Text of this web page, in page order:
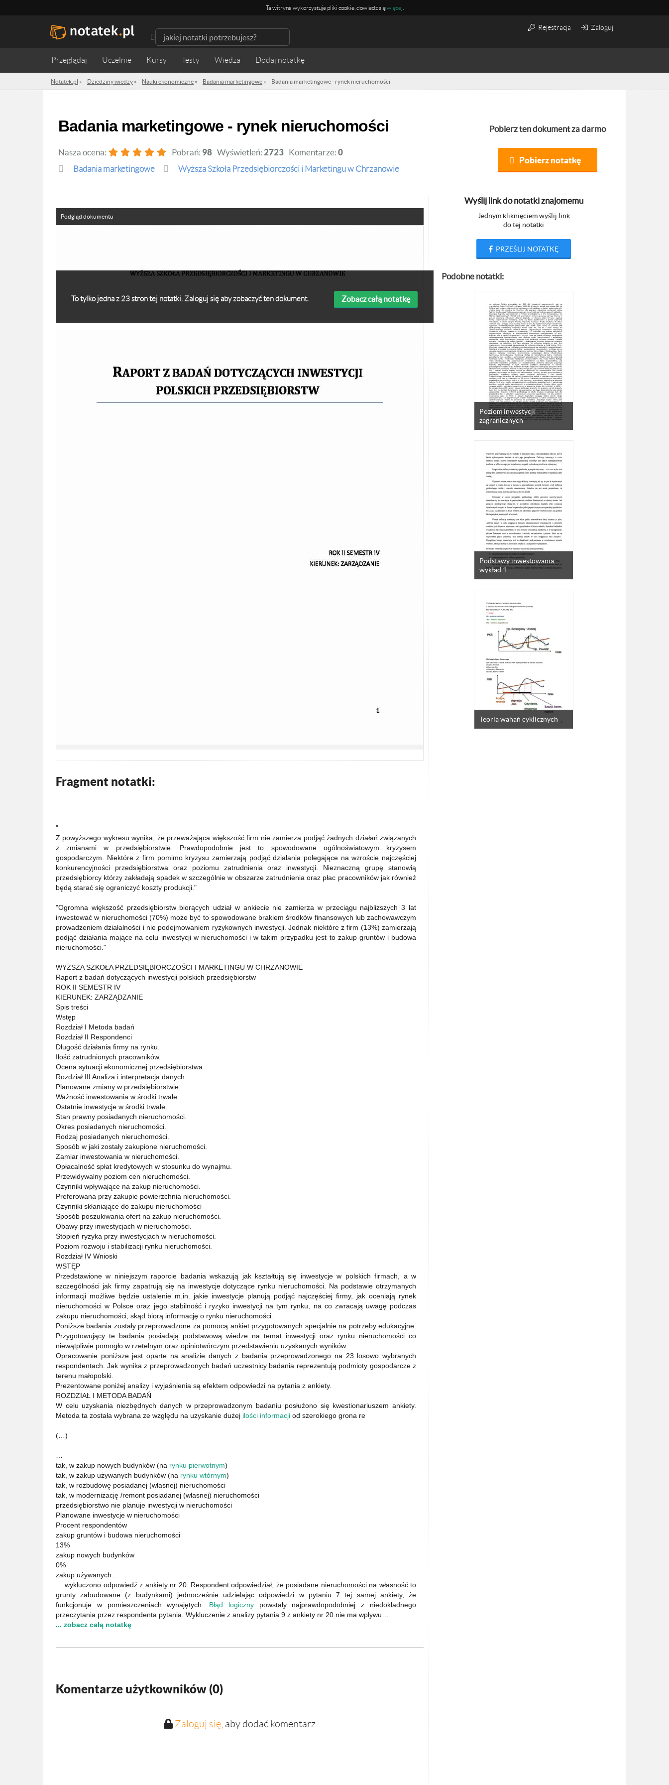
Ta witryna wykorzystuje pliki cookie, dowiedz sięwięcej
Rejestracja Zaloguj
Przeglądaj Uczelnie Kursy Testy Wiedza
Notatek.pl » Dziedziny wiedzy » Nauki ekonomiczne » Badania marketingowe » Badania marketingowe - rynek nieruchomości
Badania marketingowe - rynek nieruchomości
Nasza ocena: Pobrań: 98 Wyświetleń: 2723 Komentarze: 0
Badania marketingowe Wyższa Szkoła Przedsiębiorczości i Marketingu w Chrzanowie
Pobierz ten dokument za darmo
Pobierz notatkę
To tylko jedna z 23 stron tej notatki. Zaloguj się aby zobaczyć ten dokument. Zobacz całą notatkę
Podgląd dokumentu
Fragment notatki:
"
Z powyższego wykresu wynika, że przeważająca większość firm nie zamierza podjąć żadnych działań związanych
z zmianami w przedsiębiorstwie. Prawdopodobnie jest to spowodowane ogólnoświatowym kryzysem
gospodarczym. Niektóre z firm pomimo kryzysu zamierzają podjąć działania polegające na wzroście najczęściej
konkurencyjności przedsiębiorstwa oraz poziomu zatrudnienia oraz inwestycji. Nieznaczną grupę stanowią
przedsiębiorcy którzy zakładają spadek w szczególnie w obszarze zatrudnienia oraz płac pracowników jak również
będą starać się ograniczyć koszty produkcji."
"Ogromna większość przedsiębiorstw biorących udział w ankiecie nie zamierza w przeciągu najbliższych 3 lat
inwestować w nieruchomości (70%) może być to spowodowane brakiem środków finansowych lub zachowawczym
prowadzeniem działalności i nie podejmowaniem ryzykownych inwestycji. Jednak niektóre z firm (13%) zamierzają
podjąć działania mające na celu inwestycji w nieruchomości i w takim przypadku jest to zakup gruntów i budowa
nieruchomości."
WYŻSZA SZKOŁA PRZEDSIĘBIORCZOŚCI I MARKETINGU W CHRZANOWIE
Raport z badań dotyczących inwestycji polskich przedsiębiorstw
ROK II SEMESTR IV
KIERUNEK: ZARZĄDZANIE
Spis treści
Wstęp
Rozdział I Metoda badań
Rozdział II Respondenci
Długość działania firmy na rynku.
Ilość zatrudnionych pracowników.
Ocena sytuacji ekonomicznej przedsiębiorstwa.
Rozdział III Analiza i interpretacja danych
Planowane zmiany w przedsiębiorstwie.
Ważność inwestowania w środki trwałe.
Ostatnie inwestycje w środki trwałe.
Stan prawny posiadanych nieruchomości.
Okres posiadanych nieruchomości.
Rodzaj posiadanych nieruchomości.
Sposób w jaki zostały zakupione nieruchomości.
Zamiar inwestowania w nieruchomości.
Opłacalność spłat kredytowych w stosunku do wynajmu.
Przewidywalny poziom cen nieruchomości.
Czynniki wpływające na zakup nieruchomości.
Preferowana przy zakupie powierzchnia nieruchomości.
Czynniki skłaniające do zakupu nieruchomości
Sposób poszukiwania ofert na zakup nieruchomości.
Obawy przy inwestycjach w nieruchomości.
Stopień ryzyka przy inwestycjach w nieruchomości.
Poziom rozwoju i stabilizacji rynku nieruchomości.
Rozdział IV Wnioski
WSTĘP
Przedstawione w niniejszym raporcie badania wskazują jak kształtują się inwestycje w polskich firmach, a w
szczególności jak firmy zapatrują się na inwestycje dotyczące rynku nieruchomości. Na podstawie otrzymanych
informacji możliwe będzie ustalenie m.in. jakie inwestycje planują podjąć najczęściej firmy, jak oceniają rynek
nieruchomości w Polsce oraz jego stabilność i ryzyko inwestycji na tym rynku, na co zwracają uwagę podczas
zakupu nieruchomości, skąd biorą informację o rynku nieruchomości.
Poniższe badania zostały przeprowadzone za pomocą ankiet przygotowanych specjalnie na potrzeby edukacyjne.
Przygotowujący te badania posiadają podstawową wiedze na temat inwestycji oraz rynku nieruchomości co
niewątpliwie pomogło w rzetelnym oraz opiniotwórczym przedstawieniu uzyskanych wyników.
Opracowanie poniższe jest oparte na analizie danych z badania przeprowadzonego na 23 losowo wybranych
respondentach. Jak wynika z przeprowadzonych badań uczestnicy badania reprezentują podmioty gospodarcze z
terenu małopolski.
Prezentowane poniżej analizy i wyjaśnienia są efektem odpowiedzi na pytania z ankiety.
ROZDZIAŁ I METODA BADAŃ
W celu uzyskania niezbędnych danych w przeprowadzonym badaniu posłużono się kwestionariuszem ankiety.
Metoda ta została wybrana ze względu na uzyskanie dużej ilości informacji od szerokiego grona re
(…)
tak, w zakup nowych budynków (na rynku pierwotnym)
tak, w zakup używanych budynków (na rynku wtórnym)
tak, w rozbudowę posiadanej (własnej) nieruchomości
tak, w modernizację /remont posiadanej (własnej) nieruchomości
przedsiębiorstwo nie planuje inwestycji w nieruchomości
Planowane inwestycje w nieruchomości
Procent respondentów
zakup gruntów i budowa nieruchomości
13%
zakup nowych budynków
0%
zakup używanych…
… wykluczono odpowiedź z ankiety nr 20. Respondent odpowiedział, że posiadane nieruchomości na własność to
grunty zabudowane (z budynkami) jednocześnie udzielając odpowiedzi w pytaniu 7 tej samej ankiety, że
funkcjonuje w pomieszczeniach wynajętych. Błąd logicznypowstały najprawdopodobniej z niedokładnego
przeczytania przez respondenta pytania. Wykluczenie z analizy pytania 9 z ankiety nr 20 nie ma wpływu…
... zobacz całą notatkę
Komentarze użytkowników (0)
Zaloguj się, aby dodać komentarz
Wyślij link do notatki znajomemu
Jednym kliknięciem wyślij link
do tej notatki
PRZEŚLIJ NOTATKĘ
Podobne notatki:
Poziom inwestycji
zagranicznych
Podstawy inwestowania -
wykład 1
Teoria wahań cyklicznych